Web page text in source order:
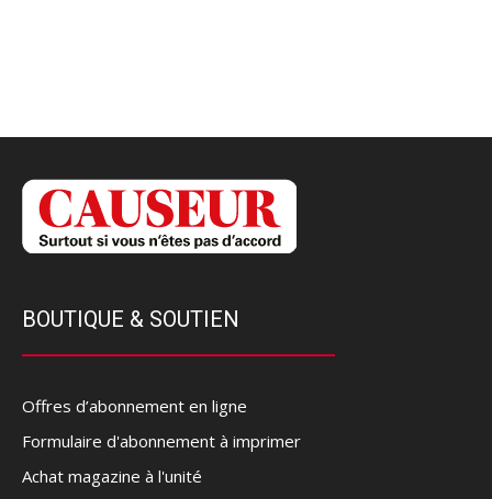
BOUTIQUE & SOUTIEN
Offres d’abonnement en ligne
Formulaire d'abonnement à imprimer
Achat magazine à l'unité